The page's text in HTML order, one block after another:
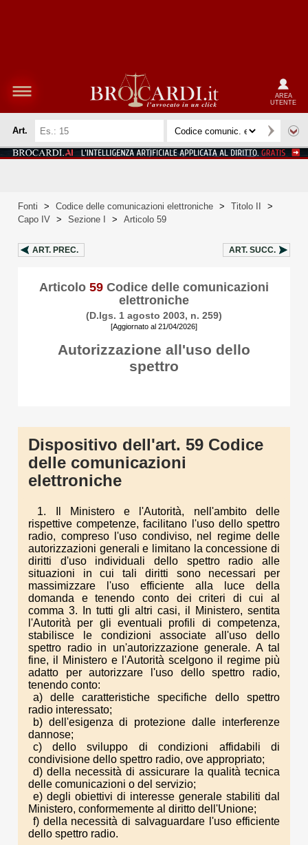
AREA
UTENTE
Art.
Fonti > Codice delle comunicazioni elettroniche > Titolo II
>
Capo IV > Sezione I > Articolo 59
ART. PREC. ART. SUCC.
Articolo 59 Codice delle comunicazioni
elettroniche
(D.lgs. 1 agosto 2003, n. 259)
[Aggiornato al 21/04/2026]
Autorizzazione all'uso dello
spettro
Dispositivo dell'art. 59 Codice
delle comunicazioni
elettroniche
1. Il Ministero e l'Autorità, nell'ambito delle
rispettive competenze, facilitano l'uso dello spettro
radio, compreso l'uso condiviso, nel regime delle
autorizzazioni generali e limitano la concessione di
diritti d'uso individuali dello spettro radio alle
situazioni in cui tali diritti sono necessari per
massimizzare l'uso efficiente alla luce della
domanda e tenendo conto dei criteri di cui al
comma 3. In tutti gli altri casi, il Ministero, sentita
l'Autorità per gli eventuali profili di competenza,
stabilisce le condizioni associate all'uso dello
spettro radio in un'autorizzazione generale. A tal
fine, il Ministero e l'Autorità scelgono il regime più
adatto per autorizzare l'uso dello spettro radio,
tenendo conto:
a) delle caratteristiche specifiche dello spettro
radio interessato;
b) dell'esigenza di protezione dalle interferenze
dannose;
c) dello sviluppo di condizioni affidabili di
condivisione dello spettro radio, ove appropriato;
d) della necessità di assicurare la qualità tecnica
delle comunicazioni o del servizio;
e) degli obiettivi di interesse generale stabiliti dal
Ministero, conformemente al diritto dell'Unione;
f) della necessità di salvaguardare l'uso efficiente
dello spettro radio.